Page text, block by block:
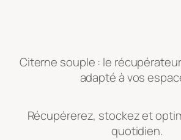
Citerne souple : le
adapté à vos
Récupérerez, stockez et
quotidien.